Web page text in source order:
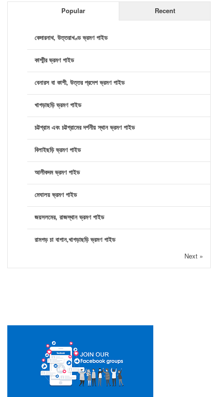
Popular Recent
কেদারনাথ, উত্তরাখণ্ড ভ্রমণ গাইড
কাশ্মীর ভ্রমণ গাইড
বেনারস বা কাশী, উত্তর প্রদেশ ভ্রমণ গাইড
খাগড়াছড়ি ভ্রমণ গাইড
চট্টগ্রাম এবং চট্টগ্রামের দর্শনীয় স্থান ভ্রমণ গাইড
বিলাইছড়ি ভ্রমণ গাইড
আলীকদম ভ্রমণ গাইড
মেঘালয় ভ্রমণ গাইড
জয়সলমের, রাজস্থান ভ্রমণ গাইড
রামগড় চা বাগান,খাগড়াছড়ি ভ্রমণ গাইড
Next »